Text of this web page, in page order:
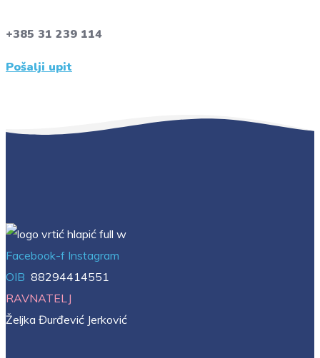
+385 31 239 114
Pošalji upit
Facebook-f Instagram
OIB 88294414551
RAVNATELJ
Željka Đurđević Jerković